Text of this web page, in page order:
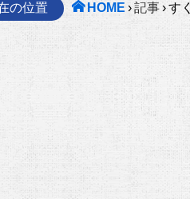
の位置 HOME ›記事›す